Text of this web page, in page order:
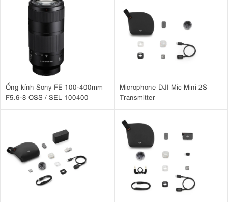
Ống kính Sony FE 100-400mm
F5.6-8 OSS / SEL 100400
Microphone DJI Mic Mini 2S
Transmitter